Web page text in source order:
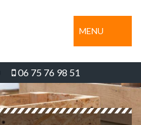
MENU
06 75 76 98 51